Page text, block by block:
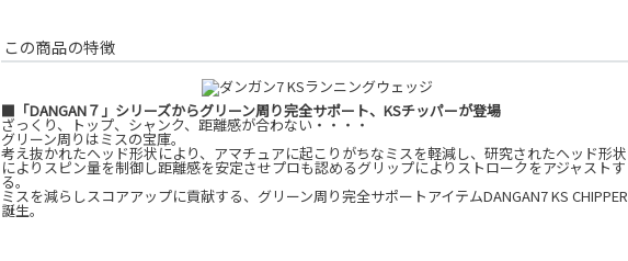
この商品の特徴
■「DANGAN７」シリーズからグリーン周り完全サポート、KSチッパーが登場
ざっくり、トップ、シャンク、距離感が合わない・・・・
グリーン周りはミスの宝庫。
考え抜かれたヘッド形状により、アマチュアに起こりがちなミスを軽減し、研究されたヘッド形状
によりスピン量を制御し距離感を安定させプロも認めるグリップによりストロークをアジャストす
る。
ミスを減らしスコアアップに貢献する、グリーン周り完全サポートアイテムDANGAN7 KS CHIPPER
誕生。